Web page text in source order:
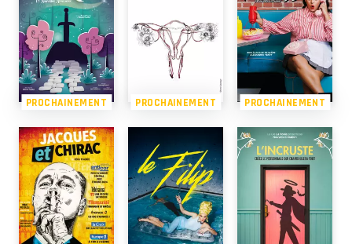
PROCHAINEMENT PROCHAINEMENT PROCHAINEMENT